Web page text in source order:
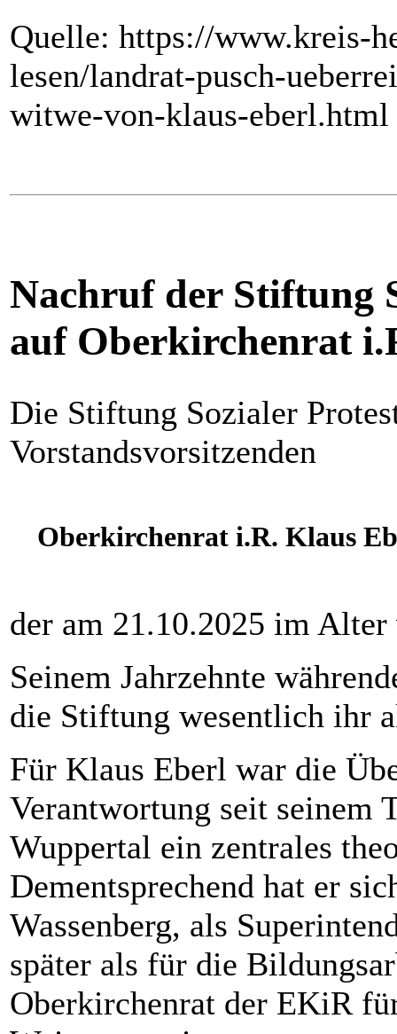
Quelle: https://www.kreis-
lesen/landrat-pusch-
witwe-von-klaus-
Nachruf der Stiftung
auf Oberkirchenrat
Die Stiftung Sozialer
Vorstandsvorsitzenden
Oberkirchenrat i.R. Klaus
der am 21.10.2025 im
Seinem Jahrzehnte
die Stiftung wesentlich ihr
Für Klaus Eberl war die
Verantwortung seit seinem
Wuppertal ein zentrales
Dementsprechend hat er
Wassenberg, als
später als für die
Oberkirchenrat der EKiR